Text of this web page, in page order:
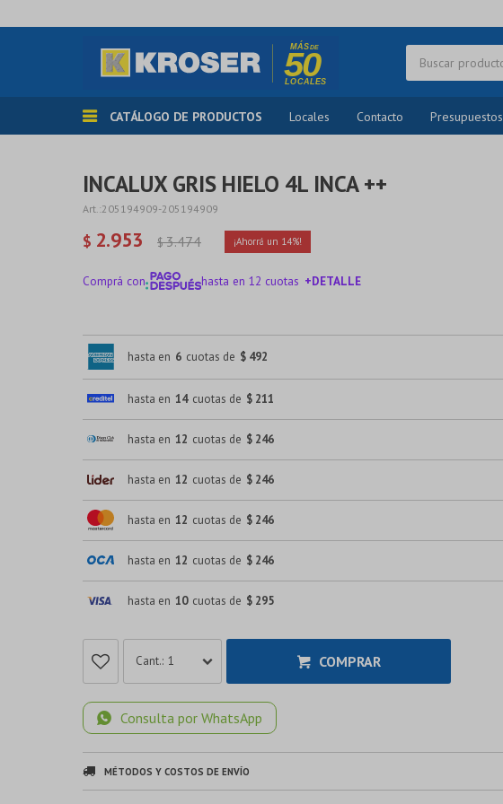
CATÁLOGO DE PRODUCTOS Locales Contacto Presupuestos
INCALUX GRIS HIELO 4L INCA ++
205194909-205194909
$ 2.953 $3.474 14
Comprá con hasta en 12 cuotas +DETALLE
hasta en 6 cuotas de $ 492
hasta en 14 cuotas de $ 211
hasta en 12 cuotas de $ 246
hasta en 12 cuotas de $ 246
hasta en 12 cuotas de $ 246
hasta en 12 cuotas de $ 246
hasta en 10 cuotas de $ 295
1 COMPRAR
Consulta por WhatsApp
MÉTODOS Y COSTOS DE ENVÍO